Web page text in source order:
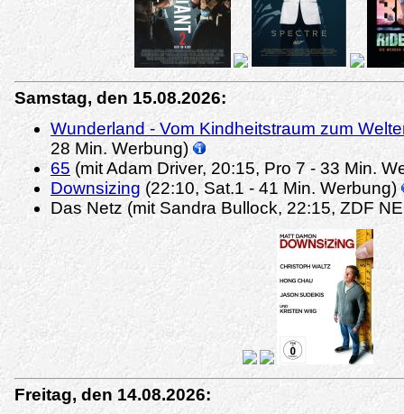
Samstag, den 15.08.2026:
Wunderland - Vom Kindheitstraum zum
28 Min. Werbung)
65 (mit Adam Driver, 20:15, Pro 7 - 33 Min.
Downsizing (22:10, Sat.1 - 41 Min. Werbung)
Das Netz (mit Sandra Bullock, 22:15, ZDF
Freitag, den 14.08.2026: